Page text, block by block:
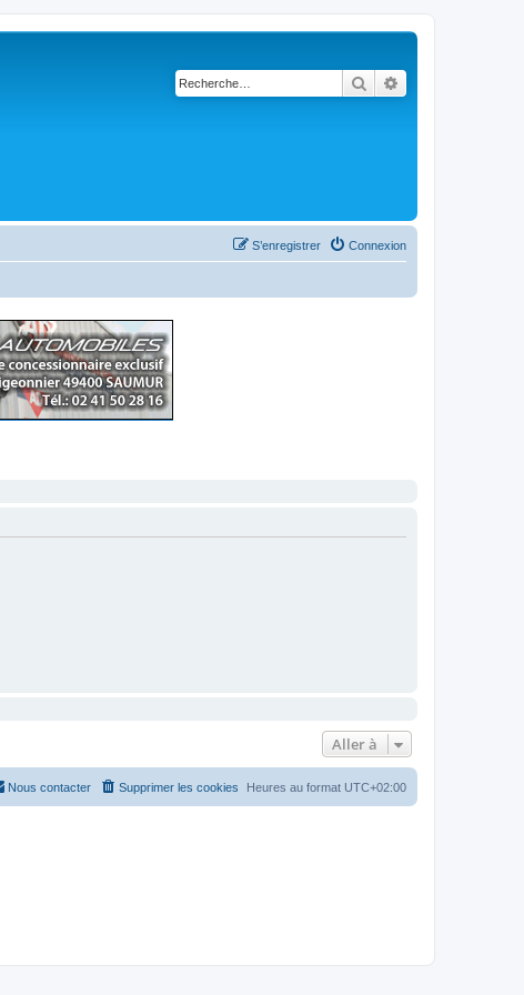
Rechercher
Connexion
S’enregistrer
Aller à
Heures au format UTC+02:00
Supprimer les cookies
Nous contacter